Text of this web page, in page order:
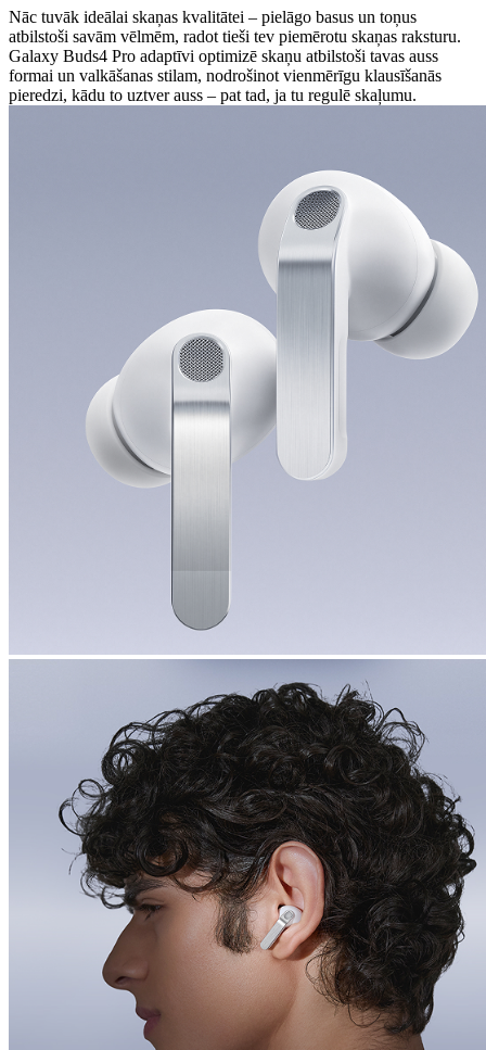
Nāc tuvāk ideālai skaņas kvalitātei – pielāgo basus un toņus
atbilstoši savām vēlmēm, radot tieši tev piemērotu skaņas raksturu.
Galaxy Buds4 Pro adaptīvi optimizē skaņu atbilstoši tavas auss
formai un valkāšanas stilam, nodrošinot vienmērīgu klausīšanās
pieredzi, kādu to uztver auss – pat tad, ja tu regulē skaļumu.